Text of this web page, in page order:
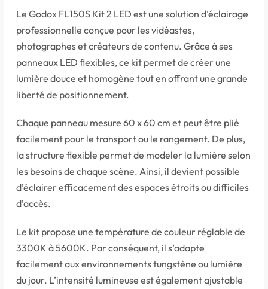
Le Godox FL150S Kit 2 LED est une solution d’éclairage
professionnelle conçue pour les vidéastes,
photographes et créateurs de contenu. Grâce à ses
panneaux LED flexibles, ce kit permet de créer une
lumière douce et homogène tout en offrant une grande
liberté de positionnement.
Chaque panneau mesure 60 x 60 cm et peut être plié
facilement pour le transport ou le rangement. De plus,
la structure flexible permet de modeler la lumière selon
les besoins de chaque scène. Ainsi, il devient possible
d’éclairer efficacement des espaces étroits ou difficiles
d’accès.
Le kit propose une température de couleur réglable de
3300K à 5600K. Par conséquent, il s’adapte
facilement aux environnements tungstène ou lumière
du jour. L’intensité lumineuse est également ajustable